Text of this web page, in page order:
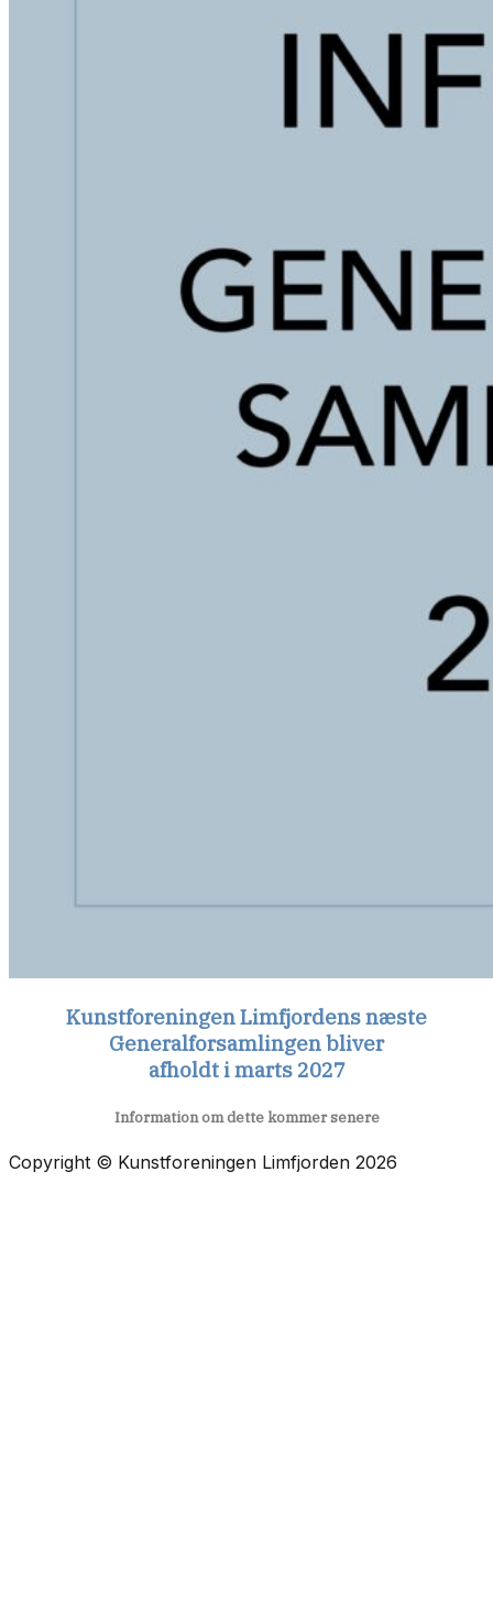
Kunstforeningen Limfjordens næste
Generalforsamlingen bliver
afholdt i marts 2027
Information om dette kommer senere
Copyright © Kunstforeningen Limfjorden 2026